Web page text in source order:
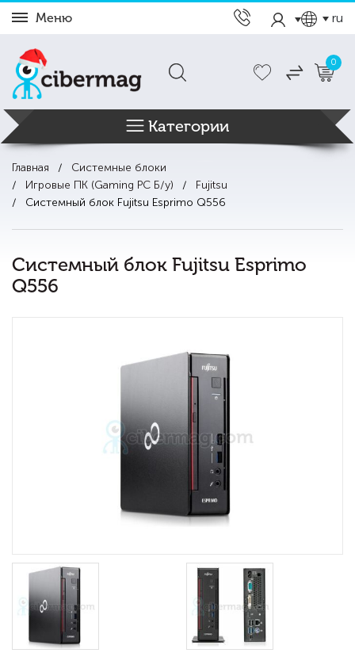
Меню ru
0
Категории
Главная
Системные блоки
Игровые ПК (Gaming PC Б/у)
Fujitsu
Системный блок Fujitsu Esprimo Q556
Системный блок Fujitsu Esprimo
Q556